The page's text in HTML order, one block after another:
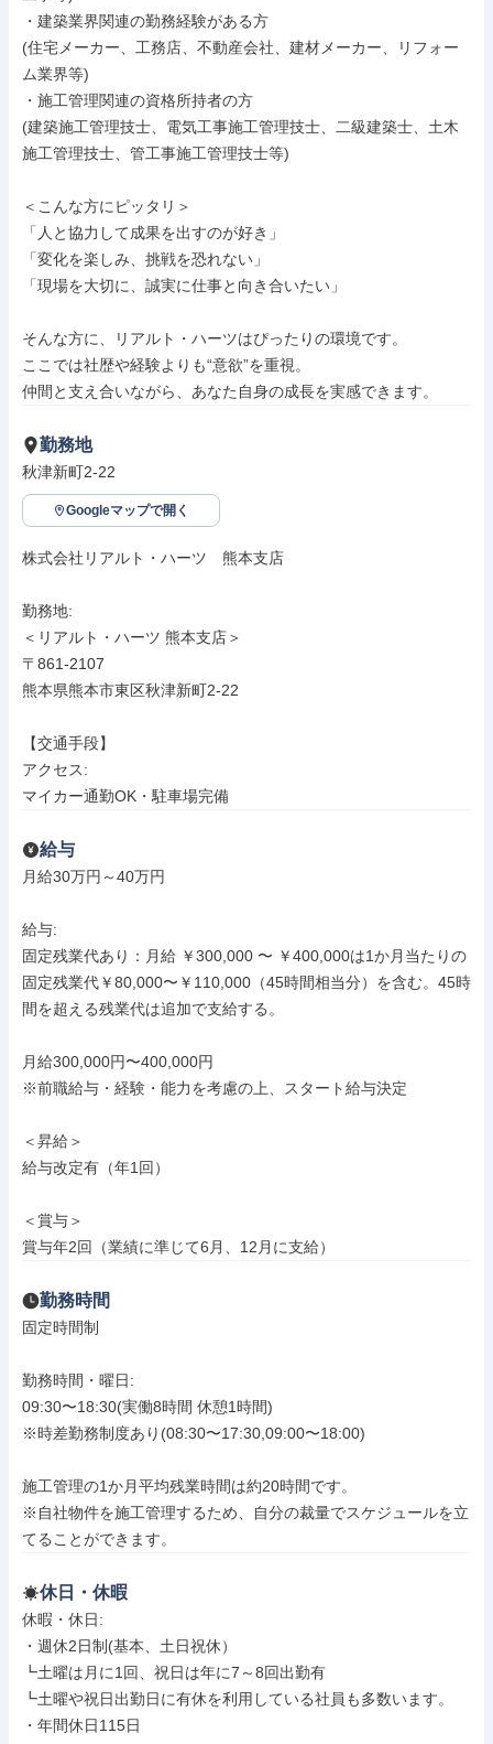
・建築業界関連の勤務経験がある方
(住宅メーカー、工務店、不動産会社、建材メーカー、リフォー
ム業界等)
・施工管理関連の資格所持者の方
(建築施工管理技士、電気工事施工管理技士、二級建築士、土木
施工管理技士、管工事施工管理技士等)
＜こんな方にピッタリ＞
「人と協力して成果を出すのが好き」
「変化を楽しみ、挑戦を恐れない」
「現場を大切に、誠実に仕事と向き合いたい」
そんな方に、リアルト・ハーツはぴったりの環境です。
ここでは社歴や経験よりも“意欲”を重視。
仲間と支え合いながら、あなた自身の成長を実感できます。
勤務地
秋津新町2-22
Googleマップで開く
株式会社リアルト・ハーツ　熊本支店
勤務地:
＜リアルト・ハーツ 熊本支店＞
〒861-2107
熊本県熊本市東区秋津新町2-22
【交通手段】
アクセス:
マイカー通勤OK・駐車場完備
給与
月給30万円～40万円
給与:
固定残業代あり：月給 ￥300,000 〜 ￥400,000は1か月当たりの
固定残業代￥80,000〜￥110,000（45時間相当分）を含む。45時
間を超える残業代は追加で支給する。
月給300,000円〜400,000円
※前職給与・経験・能力を考慮の上、スタート給与決定
＜昇給＞
給与改定有（年1回）
＜賞与＞
賞与年2回（業績に準じて6月、12月に支給）
勤務時間
固定時間制
勤務時間・曜日:
09:30〜18:30(実働8時間 休憩1時間)
※時差勤務制度あり(08:30〜17:30,09:00〜18:00)
施工管理の1か月平均残業時間は約20時間です。
※自社物件を施工管理するため、自分の裁量でスケジュールを立
てることができます。
休日・休暇
休暇・休日:
・週休2日制(基本、土日祝休）
┗土曜は月に1回、祝日は年に7～8回出勤有
┗土曜や祝日出勤日に有休を利用している社員も多数います。
・年間休日115日